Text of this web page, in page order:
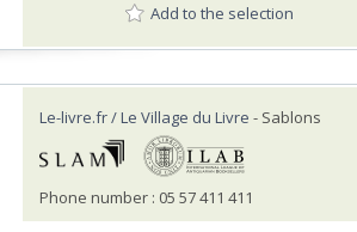
Add to the selection
Le-livre.fr / Le Village du Livre - Sablons
Phone number : 05 57 411 411